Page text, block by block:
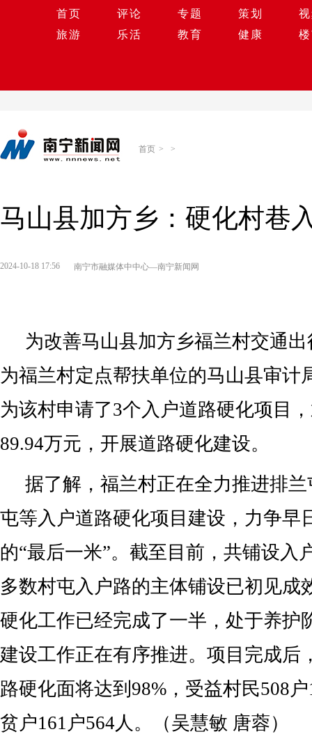
首页 评论 专题 策划
旅游
乐活 教育 健康
首页 > >
马山县加方乡：硬化村巷
2024-10-18 17:56 南宁市融媒体中中心—南宁新闻网
为改善马山县加方乡福兰村交通
为福兰村定点帮扶单位的马山县审计
为该村申请了3个入户道路硬化项目
89.94万元，开展道路硬化建设。
据了解，福兰村正在全力推进排
屯等入户道路硬化项目建设，力争早
的“最后一米”。截至目前，共铺设入
多数村屯入户路的主体铺设已初见成
硬化工作已经完成了一半，处于养护
建设工作正在有序推进。项目完成后
路硬化面将达到98%，受益村民508
贫户161户564人。（吴慧敏 唐蓉）